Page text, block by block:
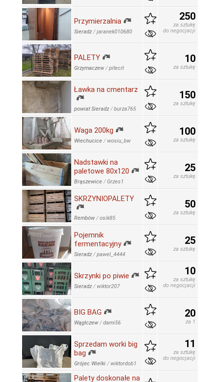
Przymierzalnia
Sieradz /jaranek010680
250
za sztukę
do negocjacji
PALETY
Grzymaczew /pitecit
10
za sztukę
Ławka na cmentarz
powiat Sieradz /burza765
150
za sztukę
Waga 200kg
Wiechucice /wosiu_bw
100
za sztukę
Nadstawki na
paletowe 80x120
Brąszewice /Grzes1
25
za sztukę
SKRZYNIOPALETY
Rembów /osik85
50
za sztukę
Pojemnik
fermentacyjny
Sieradz /pawel_4444
25
za sztukę
Skrzynki po piwie
Sieradz /wiktor207
10
za sztukę
do negocjacji
BIG BAG
Wągłczew /dami56
20
za 1
Sprzedam worki big
bag
Grójec Wielki /wiktordob1
11
za sztukę
do negocjacji
Palety doskonałe na